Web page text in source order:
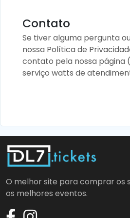
Contato
Se tiver alguma pergunta
nossa Política de
contato pela nossa
serviço watts de
O melhor site para comprar os
os melhores eventos.